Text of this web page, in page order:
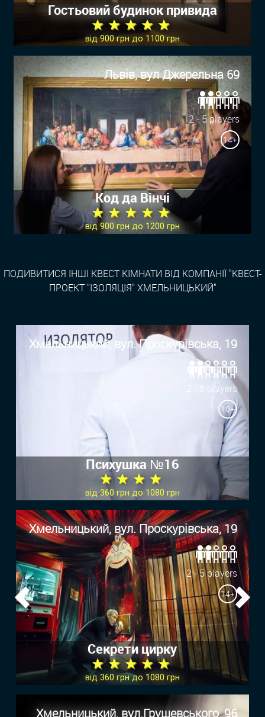
Гостьовий будинок привида
★ ★ ★ ★ ★
від 900 грн до 1100 грн
Львів, вул Джерельна 69
2 - 5 players
14+
Код да Вінчі
★ ★ ★ ★ ★
від 900 грн до 1200 грн
ПОДИВИТИСЯ ІНШІ КВЕСТ КІМНАТИ ВІД КОМПАНІЇ "КВЕСТ-
ПРОЕКТ "ІЗОЛЯЦІЯ" ХМЕЛЬНИЦЬКИЙ"
Хмельницький, вул. Проскурівська, 19
2 - 6 players
10+
Психушка №16
★ ★ ★ ★
від 360 грн до 1080 грн
Хмельницький, вул. Проскурівська, 19
2 - 5 players
14+
Секрети цирку
★ ★ ★ ★ ★
від 360 грн до 1080 грн
Хмельницький, вул.Грушевського, 96
Previous